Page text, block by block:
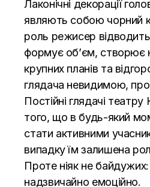
Лаконічні декорації
являють собою чорний
роль режисер
формує об’єм, створює
крупних планів та
глядача невидимою,
Постійні глядачі
того, що в будь-який
стати активними
випадку їм залишена
Проте ніяк не
надзвичайно емоційно.